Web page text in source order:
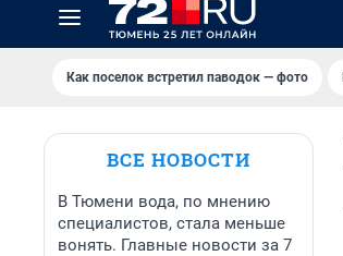
Как поселок встретил паводок — фото
ВСЕ НОВОСТИ
В Тюмени вода, по мнению
специалистов, стала меньше
вонять. Главные новости за 7